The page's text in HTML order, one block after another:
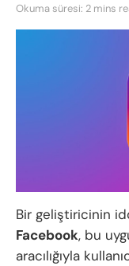
Okuma süresi: 2 mins
Bir geliştiricinin
Facebook, bu
aracılığıyla